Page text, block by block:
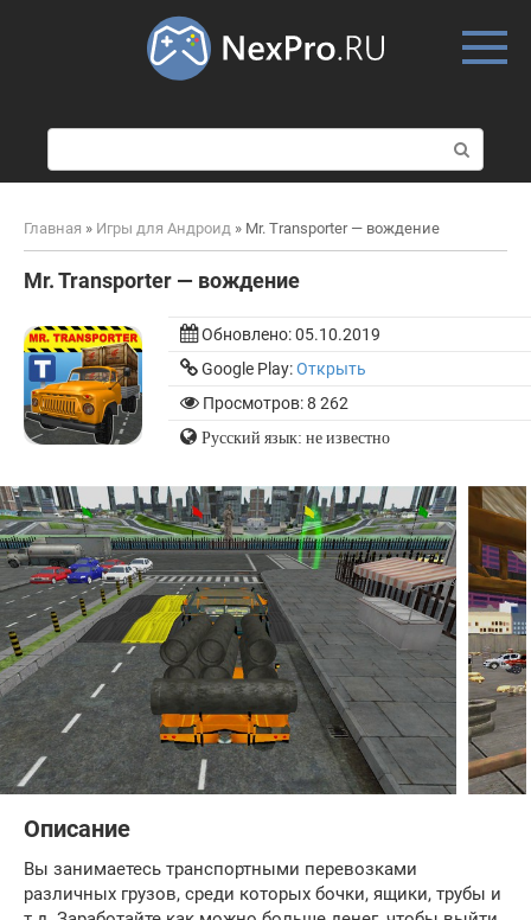
о
и
к
Главная » Игры для Андроид » Mr. Transporter — вождение
Mr. Transporter — вождение
Обновлено:05.10.2019
Google Play:Открыть
Просмотров: 8 262
Русский язык: не известно
Описание
Вы занимаетесь транспортными перевозками
различных грузов, среди которых бочки, ящики, трубы и